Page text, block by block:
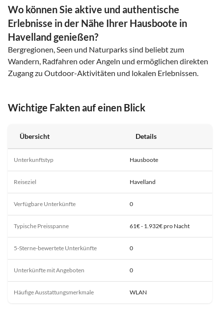
Wo können Sie aktive und authentische
Erlebnisse in der Nähe Ihrer Hausboote in
Havelland genießen?
Bergregionen, Seen und Naturparks sind beliebt zum
Wandern, Radfahren oder Angeln und ermöglichen direkten
Zugang zu Outdoor-Aktivitäten und lokalen Erlebnissen.
Wichtige Fakten auf einen Blick
Übersicht Details
Unterkunftstyp Hausboote
Reiseziel Havelland
Verfügbare Unterkünfte 0
Typische Preisspanne 61€ - 1.932€ pro Nacht
5-Sterne-bewertete Unterkünfte 0
Unterkünfte mit Angeboten 0
Häufige Ausstattungsmerkmale WLAN